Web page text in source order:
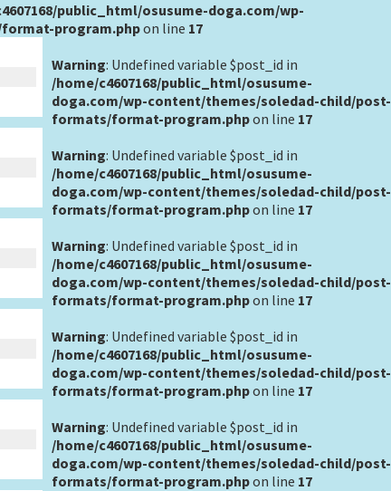
public_html/osusume-doga.com/wp-
program.phpon line 17
Warning: Undefined variable $post_id in
/home/c4607168/public_html/osusume-
doga.com/wp-content/themes/soledad-child/post-
formats/format-program.phpon line 17
Warning: Undefined variable $post_id in
/home/c4607168/public_html/osusume-
doga.com/wp-content/themes/soledad-child/post-
formats/format-program.phpon line 17
Warning: Undefined variable $post_id in
/home/c4607168/public_html/osusume-
doga.com/wp-content/themes/soledad-child/post-
formats/format-program.phpon line 17
Warning: Undefined variable $post_id in
/home/c4607168/public_html/osusume-
doga.com/wp-content/themes/soledad-child/post-
formats/format-program.phpon line 17
Warning: Undefined variable $post_id in
/home/c4607168/public_html/osusume-
doga.com/wp-content/themes/soledad-child/post-
formats/format-program.phpon line 17